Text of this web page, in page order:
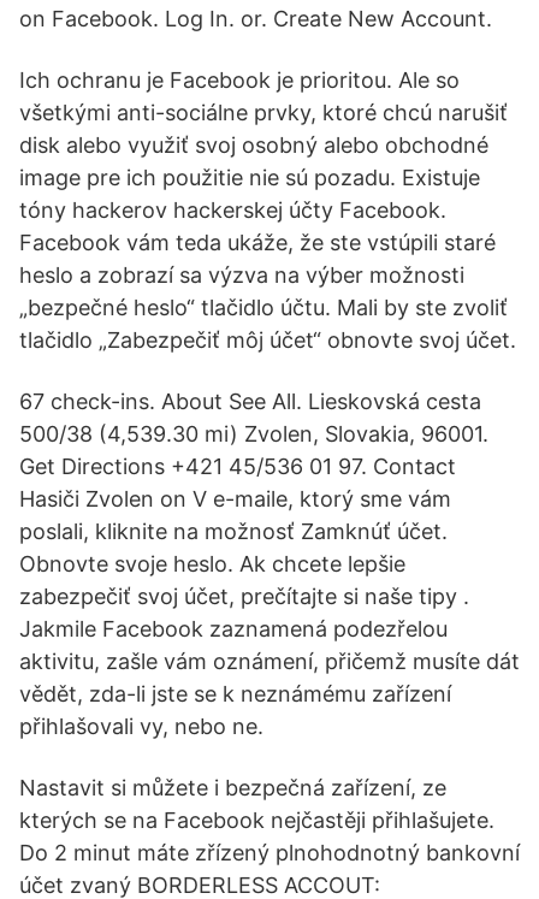
on Facebook. Log In. or. Create New Account.
Ich ochranu je Facebook je prioritou. Ale so
všetkými anti-sociálne prvky, ktoré chcú narušiť
disk alebo využiť svoj osobný alebo obchodné
image pre ich použitie nie sú pozadu. Existuje
tóny hackerov hackerskej účty Facebook.
Facebook vám teda ukáže, že ste vstúpili staré
heslo a zobrazí sa výzva na výber možnosti
„bezpečné heslo“ tlačidlo účtu. Mali by ste zvoliť
tlačidlo „Zabezpečiť môj účet“ obnovte svoj účet.
67 check-ins. About See All. Lieskovská cesta
500/38 (4,539.30 mi) Zvolen, Slovakia, 96001.
Get Directions +421 45/536 01 97. Contact
Hasiči Zvolen on V e-maile, ktorý sme vám
poslali, kliknite na možnosť Zamknúť účet.
Obnovte svoje heslo. Ak chcete lepšie
zabezpečiť svoj účet, prečítajte si naše tipy .
Jakmile Facebook zaznamená podezřelou
aktivitu, zašle vám oznámení, přičemž musíte dát
vědět, zda-li jste se k neznámému zařízení
přihlašovali vy, nebo ne.
Nastavit si můžete i bezpečná zařízení, ze
kterých se na Facebook nejčastěji přihlašujete.
Do 2 minut máte zřízený plnohodnotný bankovní
účet zvaný BORDERLESS ACCOUT: